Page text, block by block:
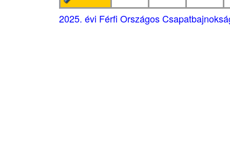
2025. évi Férfi Országos